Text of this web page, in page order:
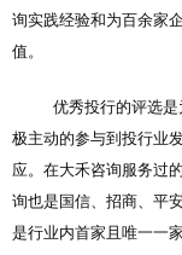
询实践经验和为百余家
值。
优秀投行的评选
极主动的参与到投行业
应。在大禾咨询服务过
询也是国信、招商、平
是行业内首家且唯一一